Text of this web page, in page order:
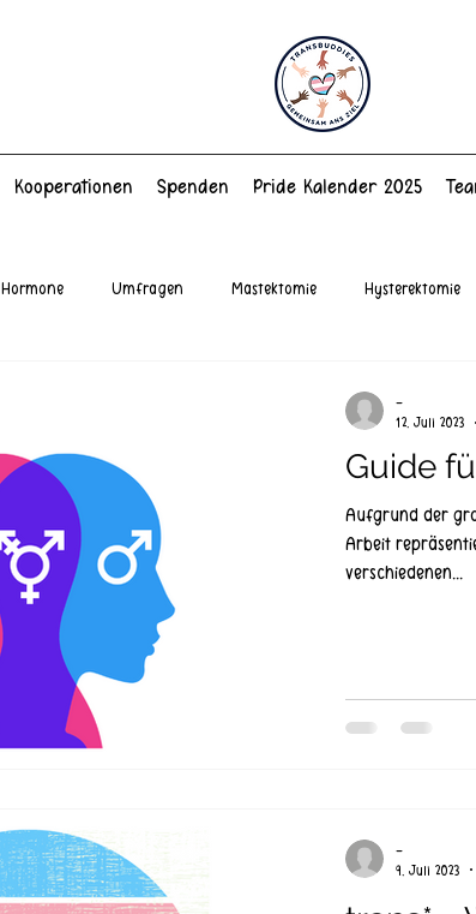
Kooperationen Spenden Pride Kalender 2025
Hormone Umfragen Mastektomie Hysterektomie
Guide
Aufgrund der
Arbeit
verschiedenen...
-
12. Juli 2023
-
9. Juli 2023